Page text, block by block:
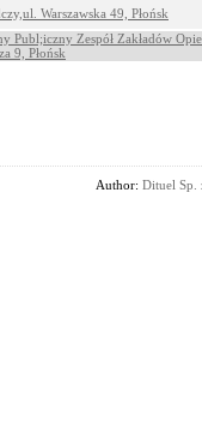
Warszawska 49, Płońsk
Publ;iczny Zespół Zakładów
9, Płońsk
Author: Dituel Sp.